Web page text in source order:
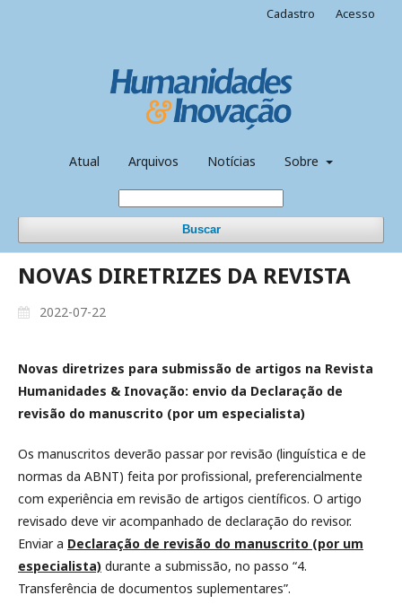
Atual Arquivos Notícias Sobre
Buscar
Cadastro Acesso
NOVAS DIRETRIZES DA REVISTA
2022-07-22
Novas diretrizes para submissão de artigos na Revista
Humanidades & Inovação: envio da Declaração de
revisão do manuscrito (por um especialista)
Os manuscritos deverão passar por revisão (linguística e de
normas da ABNT) feita por profissional, preferencialmente
com experiência em revisão de artigos científicos. O artigo
revisado deve vir acompanhado de declaração do revisor.
Enviar a Declaração de revisão do manuscrito (por um
especialista) durante a submissão, no passo “4.
Transferência de documentos suplementares”.